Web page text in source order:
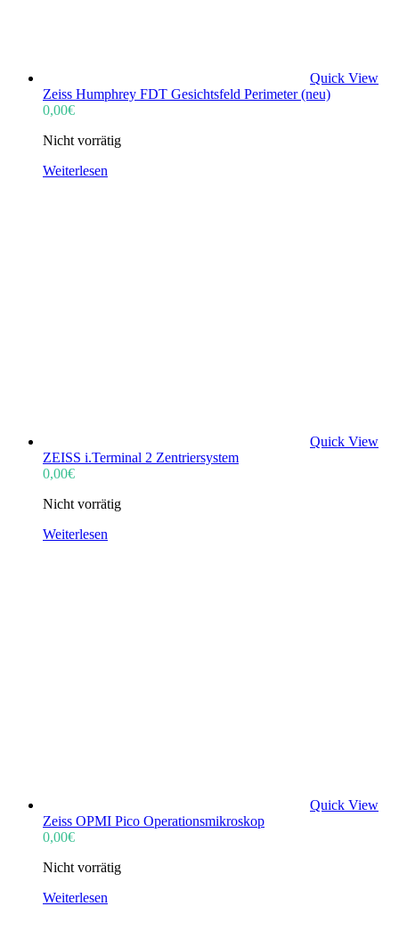
Quick View
Zeiss Humphrey FDT Gesichtsfeld Perimeter (neu)
0,00€
Nicht vorrätig
Weiterlesen
Quick View
ZEISS i.Terminal 2 Zentriersystem
0,00€
Nicht vorrätig
Weiterlesen
Quick View
Zeiss OPMI Pico Operationsmikroskop
0,00€
Nicht vorrätig
Weiterlesen